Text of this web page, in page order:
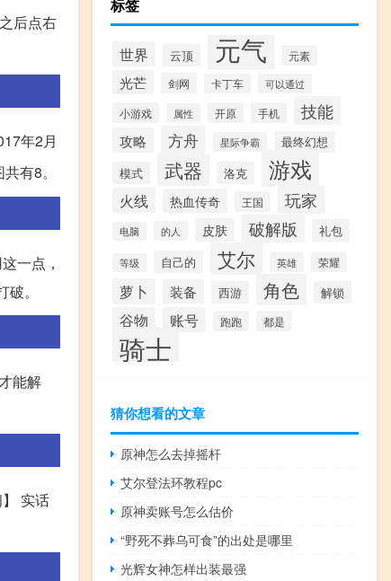
后点右
年2月
有8。
一点，
。
能解
实话
标签
世界 云顶 元气 元素
光芒 剑网 卡丁车 可以通过
小游戏 属性 开原 手机 技能
攻略 方舟 星际争霸 最终幻想
模式 武器 洛克 游戏
火线 热血传奇 王国 玩家
电脑 的人 皮肤 破解版 礼包
等级 自己的 艾尔 英雄 荣耀
萝卜 装备 西游 角色 解锁
谷物 账号 跑跑 都是
骑士
猜你想看的文章
原神怎么去掉摇杆
艾尔登法环教程pc
原神卖账号怎么估价
“野死不葬乌可食”的出处是哪里
光辉女神怎样出装最强